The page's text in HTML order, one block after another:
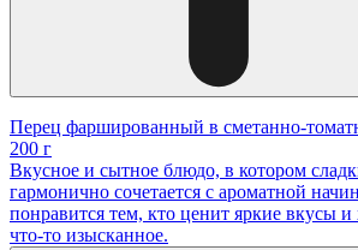
Перец фаршированный в сметанно-
200 г
Вкусное и сытное блюдо, в котором
гармонично сочетается с ароматной
понравится тем, кто ценит яркие вкусы и
что-то изысканное.